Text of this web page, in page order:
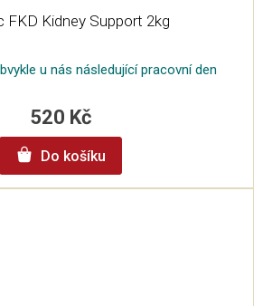
FKD Kidney Support 2kg
u nás následující pracovní den
520 Kč
Do košíku